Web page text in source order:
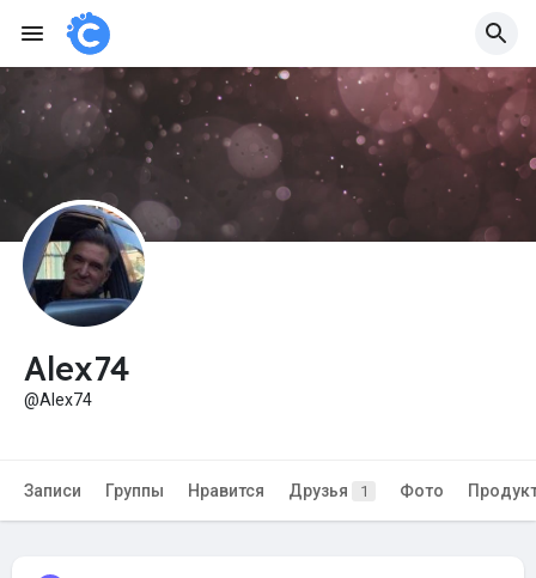
Alex74
@Alex74
Записи Группы Нравится Друзья 1 Фото